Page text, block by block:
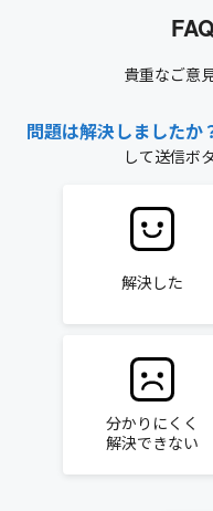
貴重なご意
問題は解決しましたか
して送信ボ
解決した
分かりにくく
解決できない